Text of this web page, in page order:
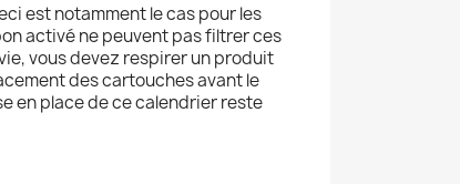
est notamment le cas pour les
activé ne peuvent pas filtrer ces
vous devez respirer un produit
des cartouches avant le
en place de ce calendrier reste